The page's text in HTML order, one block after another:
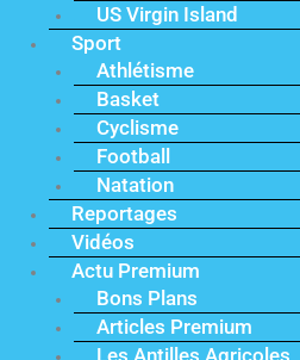
US Virgin Island
Sport
Athlétisme
Basket
Cyclisme
Football
Natation
Reportages
Vidéos
Actu Premium
Bons Plans
Articles Premium
Les Antilles Agricoles